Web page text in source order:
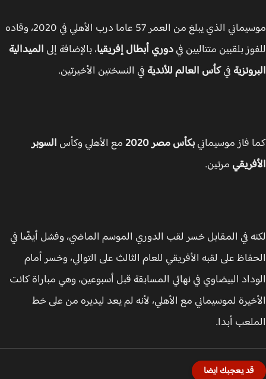
موسيماني الذي يبلغ من العمر 57 عاما درب الأهلي في 2020، وقاده
بلقبين متتاليين في دوري أبطال إفريقيا، بالإضافة إلىالميدالية
في كأس العالم للأنديةفي النسختين الأخيرتين.
فاز موسيمانيبكأس مصر 2020 مع الأهلي وكأسالسوبر
مرتين.
في المقابل خسر لقب الدوري الموسم الماضي، وفشل أيضًا في
على لقبه الأفريقي للعام الثالث على التوالي، وخسر أمام
البيضاوي في نهائي المسابقة قبل أسبوعين، وهي مباراة كانت
لموسيماني مع الأهلي، لأنه لم يعد ليديره من على خط
أبدا.
قد يعجبك ايضا